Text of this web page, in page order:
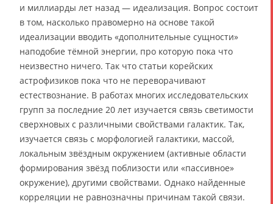
и миллиарды лет назад — идеализация. Вопрос состоит
в том, насколько правомерно на основе такой
идеализации вводить «дополнительные сущности»
наподобие тёмной энергии, про которую пока что
неизвестно ничего. Так что статьи корейских
астрофизиков пока что не переворачивают
естествознание. В работах многих исследовательских
групп за последние 20 лет изучается связь светимости
сверхновых с различными свойствами галактик. Так,
изучается связь с морфологией галактики, массой,
локальным звёздным окружением (активные области
формирования звёзд поблизости или «пассивное»
окружение), другими свойствами. Однако найденные
корреляции не равнозначны причинам такой связи.